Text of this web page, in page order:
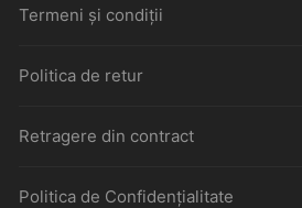
Termeni și condiții
Politica de retur
Retragere din contract
Politica de Confidențialitate